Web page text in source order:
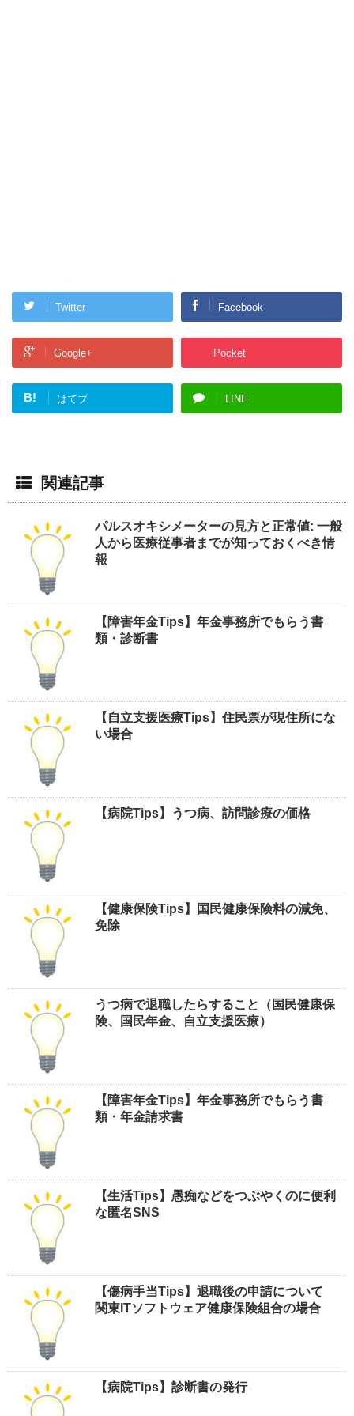
Twitter Facebook
Google+ Pocket
B! はてブ LINE
関連記事
パルスオキシメーターの見方と正常値: 一般
人から医療従事者までが知っておくべき情
報
【障害年金Tips】年金事務所でもらう書
類・診断書
【自立支援医療Tips】住民票が現住所にな
い場合
【病院Tips】うつ病、訪問診療の価格
【健康保険Tips】国民健康保険料の減免、
免除
うつ病で退職したらすること（国民健康保
険、国民年金、自立支援医療）
【障害年金Tips】年金事務所でもらう書
類・年金請求書
【生活Tips】愚痴などをつぶやくのに便利
な匿名SNS
【傷病手当Tips】退職後の申請について
関東ITソフトウェア健康保険組合の場合
【病院Tips】診断書の発行